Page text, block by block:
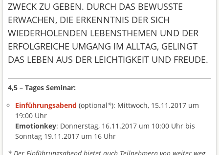
ZWECK ZU GEBEN. DURCH DAS BEWUSSTE
ERWACHEN, DIE ERKENNTNIS DER SICH
WIEDERHOLENDEN LEBENSTHEMEN UND DER
ERFOLGREICHE UMGANG IM ALLTAG, GELINGT
DAS LEBEN AUS DER LEICHTIGKEIT UND FREUDE.
4,5 – Tages Seminar:
Einführungsabend (optional*): Mittwoch, 15.11.2017 um
19:00 Uhr
Emotionkey: Donnerstag, 16.11.2017 um 10:00 Uhr bis
Sonntag 19.11.2017 um 16 Uhr